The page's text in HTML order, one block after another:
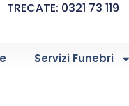
TRECATE: 0321 73 119
Servizi Funebri